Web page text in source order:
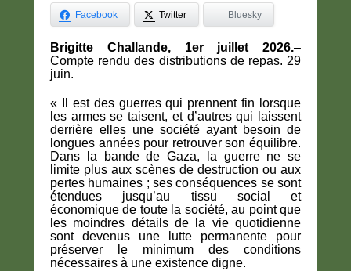
Facebook Twitter Bluesky
Brigitte Challande, 1er juillet 2026.–
Compte rendu des distributions de repas. 29
juin.
« Il est des guerres qui prennent fin lorsque
les armes se taisent, et d’autres qui laissent
derrière elles une société ayant besoin de
longues années pour retrouver son équilibre.
Dans la bande de Gaza, la guerre ne se
limite plus aux scènes de destruction ou aux
pertes humaines ; ses conséquences se sont
étendues jusqu’au tissu social et
économique de toute la société, au point que
les moindres détails de la vie quotidienne
sont devenus une lutte permanente pour
préserver le minimum des conditions
nécessaires à une existence digne.